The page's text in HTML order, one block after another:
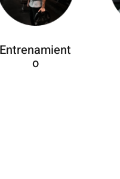
Entrenamient
o